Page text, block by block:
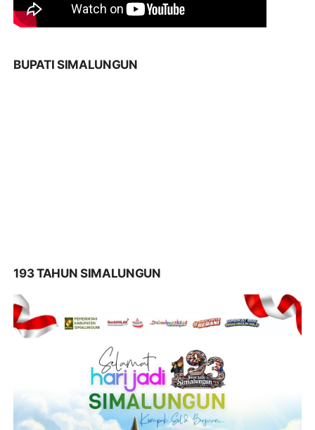
BUPATI SIMALUNGUN
193 TAHUN SIMALUNGUN